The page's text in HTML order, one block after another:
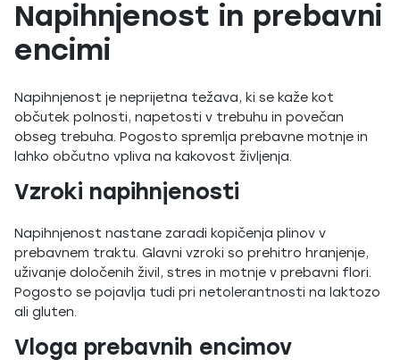
Napihnjenost in prebavni
encimi
Napihnjenost je neprijetna težava, ki se kaže kot
občutek polnosti, napetosti v trebuhu in povečan
obseg trebuha. Pogosto spremlja prebavne motnje in
lahko občutno vpliva na kakovost življenja.
Vzroki napihnjenosti
Napihnjenost nastane zaradi kopičenja plinov v
prebavnem traktu. Glavni vzroki so prehitro hranjenje,
uživanje določenih živil, stres in motnje v prebavni flori.
Pogosto se pojavlja tudi pri netolerantnosti na laktozo
ali gluten.
Vloga prebavnih encimov